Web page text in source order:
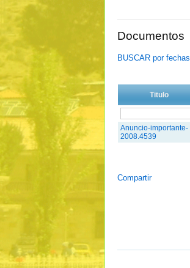
Documentos
BUSCAR por fechas
Titulo
Anuncio-importante-
2008.4539
Compartir